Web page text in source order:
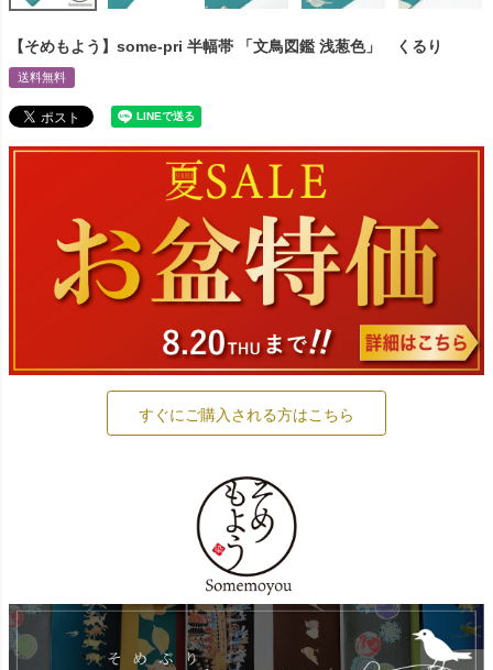
【そめもよう】some-pri 半幅帯 「文鳥図鑑 浅葱色」 くるり
送料無料
すぐにご購入される方はこちら